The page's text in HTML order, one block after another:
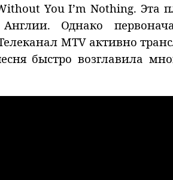
You I’m Nothing.
Однако
MTV активно
быстро возглавила